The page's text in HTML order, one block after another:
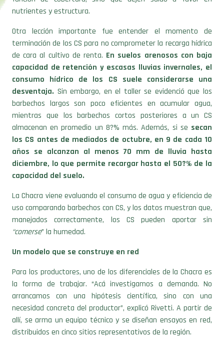
nutrientes y estructura.
Otra lección importante fue entender el momento de
terminación de los CS para no comprometer la recarga hídrica
de cara al cultivo de renta. En suelos arenosos con baja
capacidad de retención y escasas lluvias invernales, el
consumo hídrico de los CS suele considerarse una
desventaja. Sin embargo, en el taller se evidenció que los
barbechos largos son poco eficientes en acumular agua,
mientras que los barbechos cortos posteriores a un CS
almacenan en promedio un 8?% más. Además, si se secan
los CS antes de mediados de octubre, en 9 de cada 10
años se alcanzan al menos 70 mm de lluvia hasta
diciembre, lo que permite recargar hasta el 50?% de la
capacidad del suelo.
La Chacra viene evaluando el consumo de agua y eficiencia de
uso comparando barbechos con CS, y los datos muestran que,
manejados correctamente, los CS pueden aportar sin
“comerse” la humedad.
Un modelo que se construye en red
Para los productores, uno de los diferenciales de la Chacra es
la forma de trabajar. “Acá investigamos a demanda. No
arrancamos con una hipótesis científica, sino con una
necesidad concreta del productor”, explicó Rivetti. A partir de
allí, se arma un equipo técnico y se diseñan ensayos en red,
distribuidos en cinco sitios representativos de la región.